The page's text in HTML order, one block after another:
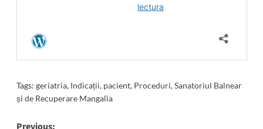
Tags: geriatria, Indicații, pacient, Proceduri,Sanatoriul Balnear
și de Recuperare Mangalia